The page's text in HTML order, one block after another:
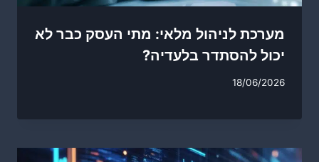
מערכת לניהול מלאי: מתי העסק כבר לא
יכול להסתדר בלעדיה?
18/06/2026